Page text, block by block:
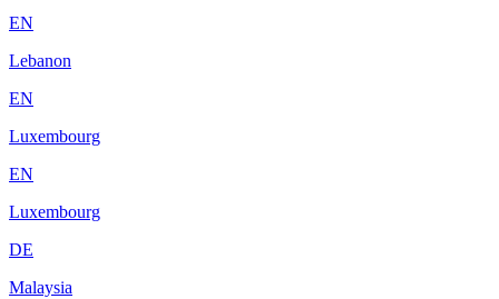
EN
Lebanon
EN
Luxembourg
EN
Luxembourg
DE
Malaysia